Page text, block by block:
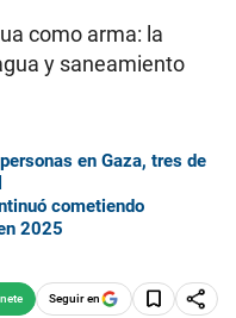
como arma: la
y saneamiento
en Gaza, tres de
cometiendo
2025
Seguir en